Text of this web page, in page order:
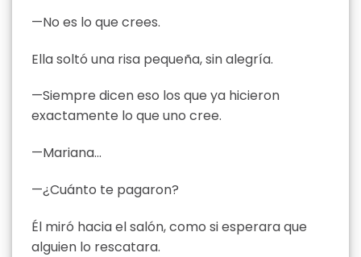
—No es lo que crees.
Ella soltó una risa pequeña, sin alegría.
—Siempre dicen eso los que ya hicieron
exactamente lo que uno cree.
—Mariana…
—¿Cuánto te pagaron?
Él miró hacia el salón, como si esperara que
alguien lo rescatara.